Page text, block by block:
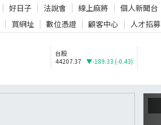
好日子 法說會 線上麻將
個人新聞台
買網址 數位憑證 顧客中心 人才招募
台股
44207.37 ▼-189.33 (-0.43)